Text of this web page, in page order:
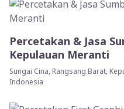
Percetakan & Jasa
Kepulauan Meranti
Sungai Cina, Rangsang Barat,
Indonesia